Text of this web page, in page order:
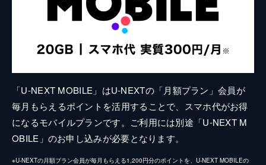
「U-NEXT MOBILE」はU-NEXTの「月額プラン」会員が
毎月もらえるポイントを活用することで、スマホ代がお得
になるモバイルプランです。ご利用には別途「U-NEXT M
OBILE」のお申し込みが必要となります。
※U-NEXTの月額プラン会員が毎月もらえる1,200円分のポイントを、U-NEXT MOBILEの